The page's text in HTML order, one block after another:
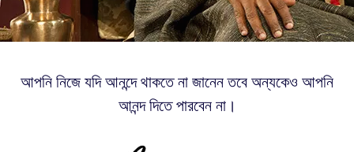
আপনি নিজে যদি আনন্দে থাকতে না জানেন তবে অন্যকেও আপনি
আনন্দ দিতে পারবেন না।